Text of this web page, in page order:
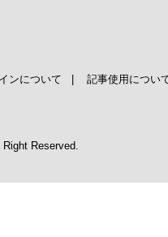
ンについて 記事使用につい
Reserved.